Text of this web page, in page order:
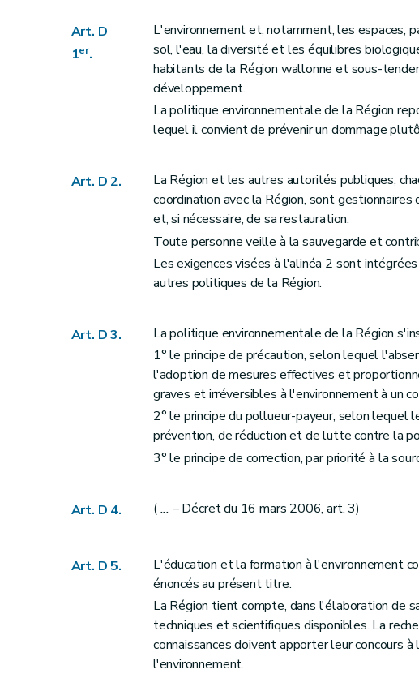
Art. D14
Art. D15
Art. D16
Art. D17
Section 2 Exceptions à la mise à disposition
Art. D18
Art. D20
Art. D201
Section 3
Procédure de rectification et recours
Art. D203
Art. D206
Art. D207
Art. D208
Art. D209
Art. D2010
Art. D2011
Art. D2013
Section première Principe
Art. D2015
Art. D2016
Art. D2017
Section 2 Exceptions
Art. D
1er.
L'environnement et, notamment, les espaces,
sol, l'eau, la diversité et les équilibres
habitants de la Région wallonne et sous-
développement.
La politique environnementale de la Région
lequel il convient de prévenir un dommage
Art. D 2.
La Région et les autres autorités publiques,
coordination avec la Région, sont
et, si nécessaire, de sa restauration.
Toute personne veille à la sauvegarde et
Les exigences visées à l'alinéa 2 sont
autres politiques de la Région.
Art. D 3.
La politique environnementale de la Région
1° le principe de précaution, selon lequel
l'adoption de mesures effectives et
graves et irréversibles à l'environnement à un
2° le principe du pollueur-payeur, selon lequel
prévention, de réduction et de lutte contre la
3° le principe de correction, par priorité à la
Art. D 4. (... – Décret du 16 mars 2006, art. 3)
Art. D 5.
L'éducation et la formation à l'environnement
énoncés au présent titre.
La Région tient compte, dans l'élaboration de
techniques et scientifiques disponibles. La
connaissances doivent apporter leur concours
l'environnement.